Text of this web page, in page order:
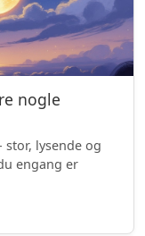
nogle
lysende og
engang er